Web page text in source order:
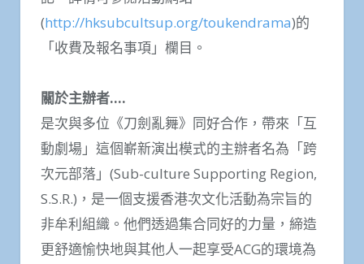
(http://hksubcultsup.org/toukendrama)的
「收費及報名事項」欄目。
關於主辦者….
是次與多位《刀劍亂舞》同好合作，帶來「互
動劇場」這個嶄新演出模式的主辦者名為「跨
次元部落」(Sub-culture Supporting Region,
S.S.R.)，是一個支援香港次文化活動為宗旨的
非牟利組織。他們透過集合同好的力量，締造
更舒適愉快地與其他人一起享受ACG的環境為